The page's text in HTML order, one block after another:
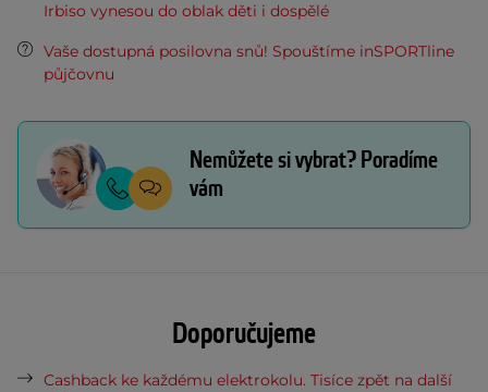
Irbiso vynesou do oblak děti i dospělé
Vaše dostupná posilovna snů! Spouštíme inSPORTline
půjčovnu
Nemůžete si vybrat? Poradíme
vám
Doporučujeme
Cashback ke každému elektrokolu. Tisíce zpět na další